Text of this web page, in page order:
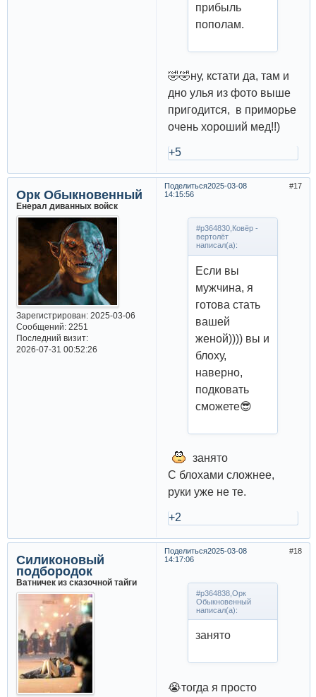
прибыль
пополам.
🤣🤣ну, кстати да, там и
дно улья из фото выше
пригодится, в приморье
очень хороший мед!!)
+5
Поделиться 17
2025-03-08
14:15:56
Орк Обыкновенный
Енерал диванных войск
Зарегистрирован: 2025-03-06
Сообщений:2251
Последний визит:
2026-07-31 00:52:26
#p364830,Ковёр -
вертолёт
написал(а):
Если вы
мужчина, я
готова стать
вашей
женой)))) вы и
блоху,
наверно,
подковать
сможете😎
занято
С блохами сложнее,
руки уже не те.
+2
Поделиться 18
2025-03-08
14:17:06
Силиконовый
подбородок
Ватничек из сказочной тайги
#p364838,Орк
Обыкновенный
написал(а):
занято
😭тогда я просто